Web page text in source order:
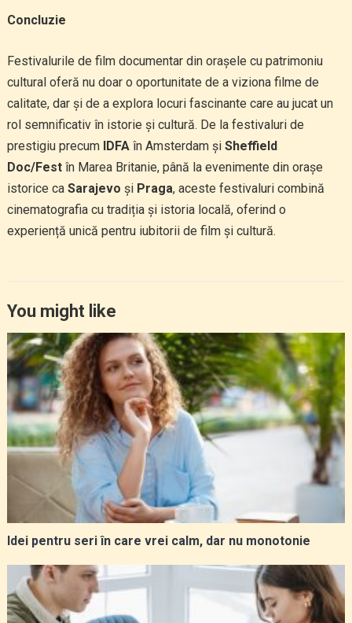
Concluzie
Festivalurile de film documentar din orașele cu patrimoniu
cultural oferă nu doar o oportunitate de a viziona filme de
calitate, dar și de a explora locuri fascinante care au jucat un
rol semnificativ în istorie și cultură. De la festivaluri de
prestigiu precum IDFAîn Amsterdam și Sheffield
Doc/Festîn Marea Britanie, până la evenimente din orașe
istorice ca Sarajevo și Praga, aceste festivaluri combină
cinematografia cu tradiția și istoria locală, oferind o
experiență unică pentru iubitorii de film și cultură.
You might like
Idei pentru seri în care vrei calm, dar nu monotonie